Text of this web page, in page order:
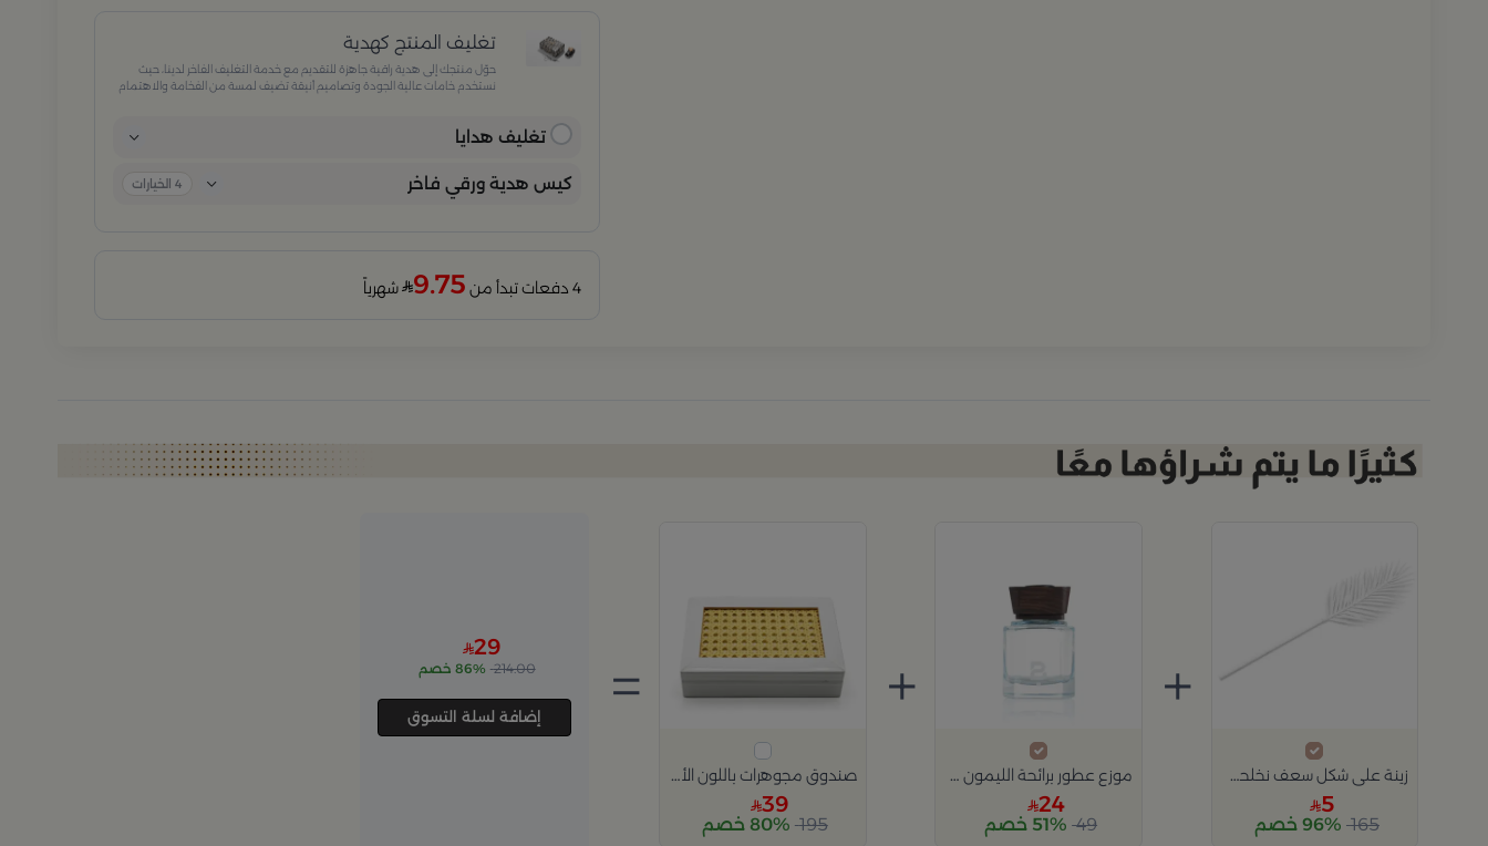
تغليف المنتج كهدية
حوّل منتجك إلى هدية راقية جاهزة للتقديم مع خدمة التغليف الفاخر لدينا، حيث
نستخدم خامات عالية الجودة وتصاميم أنيقة تضيف لمسة من الفخامة والاهتمام
تغليف هدايا
كيس هدية ورقي فاخر 4الخيارات
4 دفعات تبدأ من 9.75 شهرياً
زينة على شكل سعف نخلحجم صغير باللون الأبيض من أزهى
5
165 96% خصم
+
موزع عطور برائحة الليمون والبرغموت 100 مل
24
49 51% خصم
+
صندوق مجوهرات باللون الأبيض مع نقوش ذهبية
39
195 80% خصم
=
29
214.00 86% خصم
إضافة لسلة التسوق